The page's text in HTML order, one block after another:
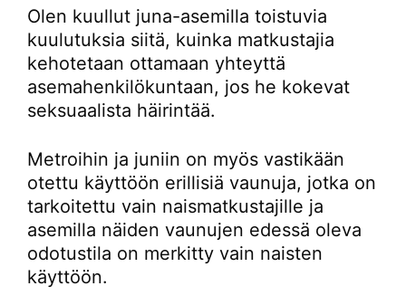
Olen kuullut juna-asemilla toistuvia
kuulutuksia siitä, kuinka matkustajia
kehotetaan ottamaan yhteyttä
asemahenkilökuntaan, jos he kokevat
seksuaalista häirintää.
Metroihin ja juniin on myös vastikään
otettu käyttöön erillisiä vaunuja, jotka on
tarkoitettu vain naismatkustajille ja
asemilla näiden vaunujen edessä oleva
odotustila on merkitty vain naisten
käyttöön.